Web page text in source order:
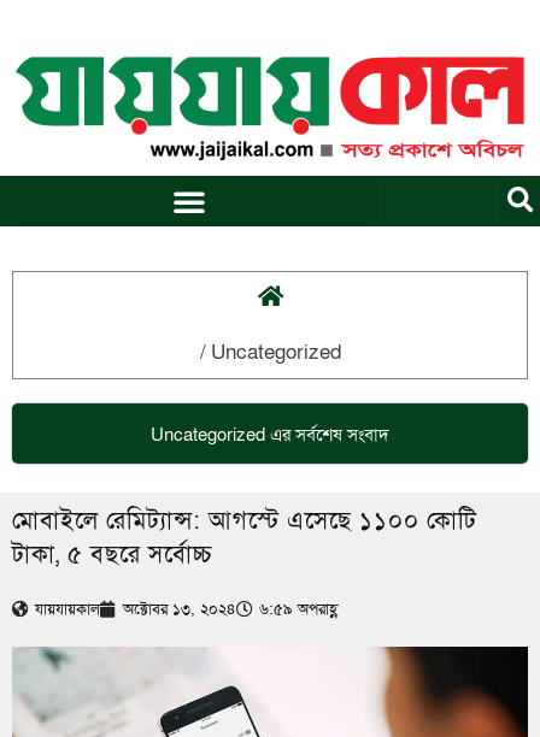
content
/ Uncategorized
Uncategorized এর সর্বশেষ সংবাদ
মোবাইলে রেমিট্যান্স: আগস্টে এসেছে ১১০০ কোটি
টাকা, ৫ বছরে সর্বোচ্চ
যায়যায়কাল অক্টোবর ১৩, ২০২৪ ৬:৫৯ অপরাহ্ণ